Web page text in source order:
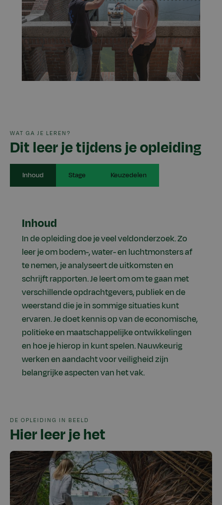
WAT GA JE LEREN?
Dit leer je tijdens je opleiding
Inhoud Stage Keuzedelen
Inhoud
In de opleiding doe je veel veldonderzoek. Zo
leer je om bodem-, water- en luchtmonsters af
te nemen, je analyseert de uitkomsten en
schrijft rapporten. Je leert om om te gaan met
verschillende opdrachtgevers, publiek en de
weerstand die je in sommige situaties kunt
ervaren. Je doet kennis op van de economische,
politieke en maatschappelijke ontwikkelingen
en hoe je hierop in kunt spelen. Nauwkeurig
werken en aandacht voor veiligheid zijn
belangrijke aspecten van het vak.
DE OPLEIDING IN BEELD
Hier leer je het